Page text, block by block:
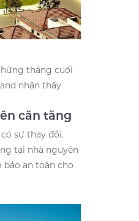
tháng cuối
nhận thấy
căn tăng
sự thay đổi.
tại nhà nguyên
an toàn cho